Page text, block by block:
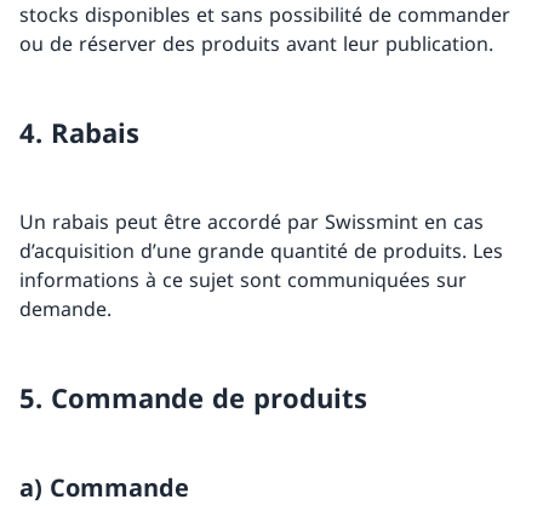
stocks disponibles et sans possibilité de commander
ou de réserver des produits avant leur publication.
4. Rabais
Un rabais peut être accordé par Swissmint en cas
d’acquisition d’une grande quantité de produits. Les
informations à ce sujet sont communiquées sur
demande.
5. Commande de produits
a) Commande